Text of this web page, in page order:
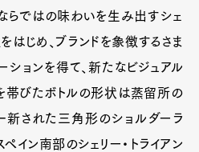
Meet
ならではの味わいを生み出すシェ
はじめ、ブランドを象徴するさま
ションを得て、新たなビジュアル
帯びたボトルの形状は蒸留所の
新された三角形のショルダーラ
イン南部のシェリー・トライアン